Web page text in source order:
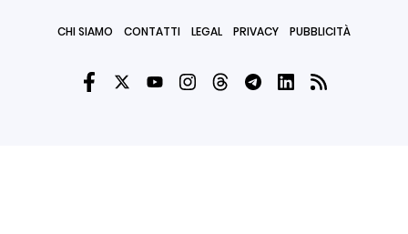
CHI SIAMO CONTATTI LEGAL PRIVACY PUBBLICITÀ